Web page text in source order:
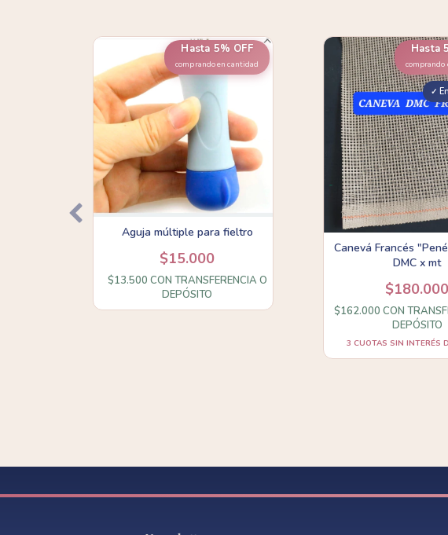
Hasta 5% OFF
comprando en cantidad
Aguja múltiple para fieltro
$15.000
$13.500 CON TRANSFERENCIA O
DEPÓSITO
Hasta
comprando
Canevá Francés
DMC x mt
$180.000
$162.000CON
DEPÓSITO
3 CUOTAS SIN INTERÉS